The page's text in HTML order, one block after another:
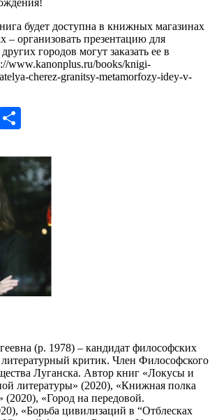
будет доступна в книжных магазинах
– организовать презентацию для
городов могут заказать ее в
www.kanonplus.ru/books/knigi-
cherez-granitsy-metamorfozy-idey-v-
VK
(р. 1978) – кандидат философских
литературный критик. Член Философского
Луганска. Автор книг «Локусы и
литературы» (2020), «Книжная полка
«Город на передовой.
«Борьба цивилизаций в “Отблесках